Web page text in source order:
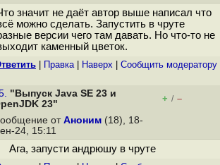
значит не даёт автор выше написал что
можно сделать. Запустить в чруте
версии чего там давать. Но что-то не
каменный цветок.
Правка| Наверх Cообщить модератору
"Выпуск Java SE 23 и
23"
+ / –
от Аноним (18), 18-
24, 15:11
Ага, запусти андрюшу в чруте